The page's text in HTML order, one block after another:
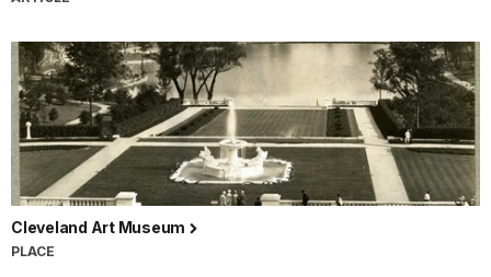
Cleveland Art Museum
PLACE